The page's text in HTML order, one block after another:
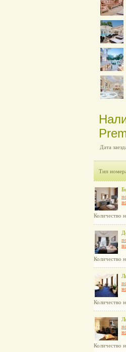
Дата
Тип
Количество
Количество
Количество
Количество